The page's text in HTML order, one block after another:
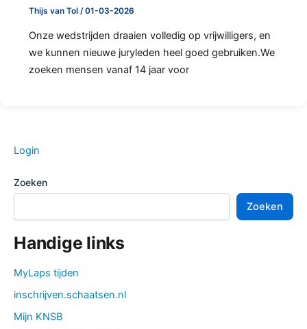
Thijs van Tol /01-03-2026
Onze wedstrijden draaien volledig op vrijwilligers, en
we kunnen nieuwe juryleden heel goed gebruiken.We
zoeken mensen vanaf 14 jaar voor
Login
Zoeken
Zoeken
Handige links
MyLaps tijden
inschrijven.schaatsen.nl
Mijn KNSB